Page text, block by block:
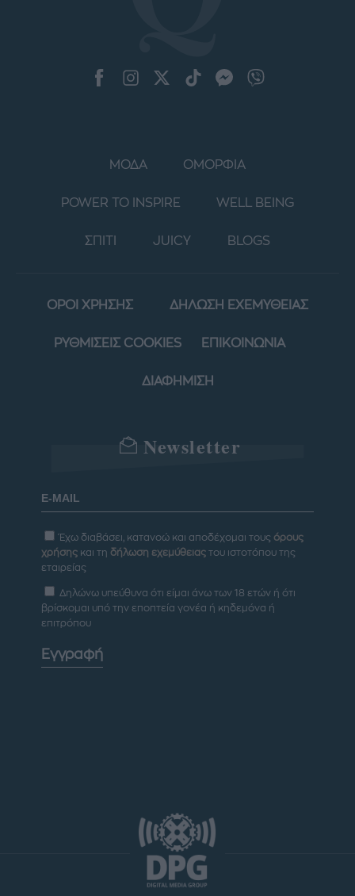
ΜΟΔΑ ΟΜΟΡΦΙΑ
POWER TO INSPIRE WELL BEING
ΣΠΙΤΙ JUICY BLOGS
ΟΡΟΙ ΧΡΗΣΗΣ ΔΗΛΩΣΗ ΕΧΕΜΥΘΕΙΑΣ
ΡΥΘΜΙΣΕΙΣ COOKIES ΕΠΙΚΟΙΝΩΝΙΑ
ΔΙΑΦΗΜΙΣΗ
Newsletter
Έχω διαβάσει, κατανοώ και αποδέχομαι τους όρους
χρήσης και τη δήλωση εχεμύθειας του ιστοτόπου της
εταιρείας
Δηλώνω υπεύθυνα ότι είμαι άνω των 18 ετών ή ότι
βρίσκομαι υπό την εποπτεία γονέα ή κηδεμόνα ή
επιτρόπου
Εγγραφή